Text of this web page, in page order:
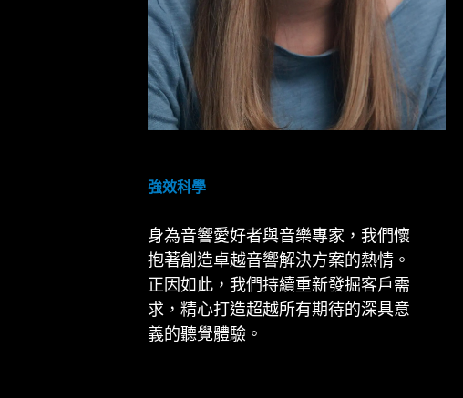
強效科學
身為音響愛好者與音樂專家，我們懷
抱著創造卓越音響解決方案的熱情。
正因如此，我們持續重新發掘客戶需
求，精心打造超越所有期待的深具意
義的聽覺體驗。